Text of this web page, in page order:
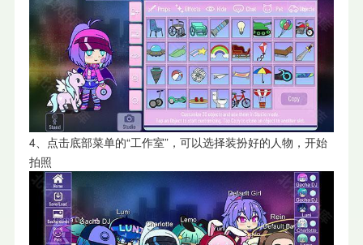
4、点击底部菜单的“工作室”，可以选择装扮好的人物，开始
拍照